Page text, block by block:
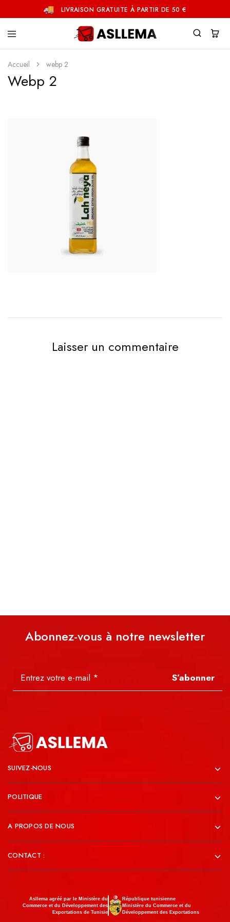
LIVRAISON GRATUITE À PARTIR DE 50 €
Accueil webp 2
Webp 2
Laisser un commentaire
Abonnez-vous à notre newsletter
S’abonner
SUIVEZ-NOUS
POLITIQUE
A PROPOS DE NOUS
CONTACT :
Asllema agréé par le Ministère du
Commerce et du Développement des
Exportations de Tunisie
République tunisienne
Ministère du Commerce et du
Développement des Exportations